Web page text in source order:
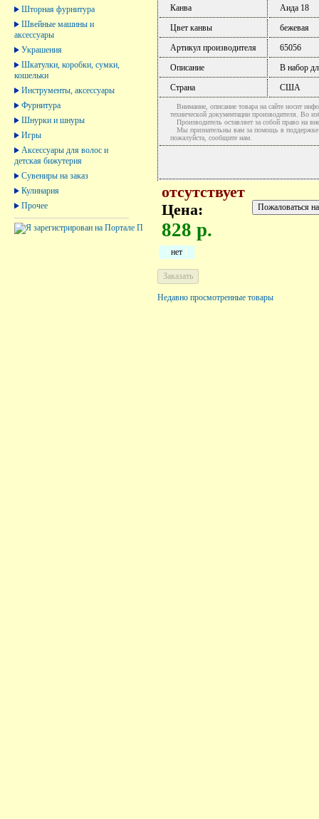
Шторная фурнитура
Швейные машины и
аксессуары
Украшения
Шкатулки, коробки, сумки,
кошельки
Инструменты, аксессуары
Фурнитура
Шнурки и шнуры
Игры
Аксессуары для волос и
детская бижутерия
Сувениры на заказ
Кулинария
Прочее
Канва
Аида 18
Цвет канвы
бежевая
Артикул производителя
65056
Описание
В набор
Страна
США
Внимание, описание товара на сайте носит
технической документации производителя. Во
Производитель оставляет за собой право на
Мы признательны вам за помощь в поддержке
пожалуйста, сообщите нам.
отсутствует
Цена:
828 р.
нет
Недавно просмотренные товары